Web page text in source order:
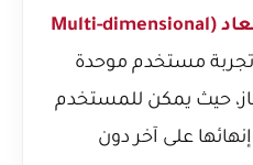
التصميم متعدد الأبعاد (Multi-dimensional
تجربة مستخدم موحدة
حيث يمكن للمستخدم
على آخر دون